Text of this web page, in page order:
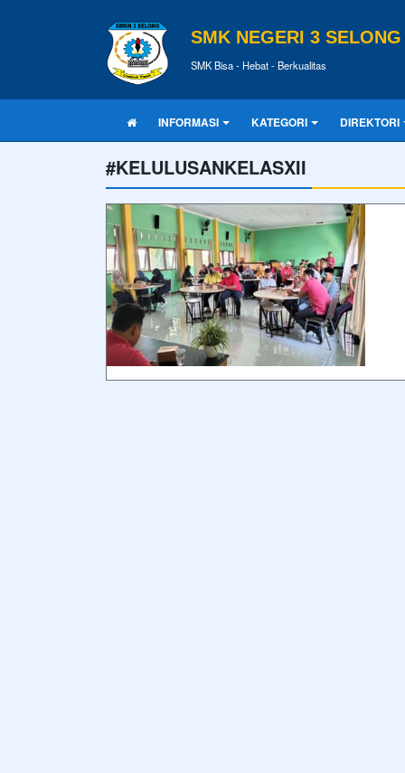
SMK NEGERI 3 SELONG
SMK Bisa - Hebat - Berkualitas
INFORMASI KATEGORI DIREKTORI
#KELULUSANKELASXII